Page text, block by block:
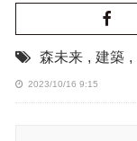
森未来 , 建築 ,
2023/10/16 9:15